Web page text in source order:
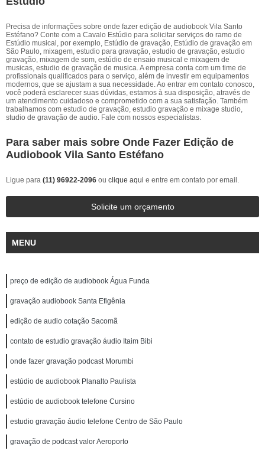
Precisa de informações sobre onde fazer edição de audiobook Vila Santo
Estéfano? Conte com a Cavalo Estúdio para solicitar serviços do ramo de
Estúdio musical, por exemplo, Estúdio de gravação, Estúdio de gravação em
São Paulo, mixagem, estudio para gravação, estudio de gravação, estudio
gravação, mixagem de som, estúdio de ensaio musical e mixagem de
musicas, estudio de gravação de musica. A empresa conta com um time de
profissionais qualificados para o serviço, além de investir em equipamentos
modernos, que se ajustam a sua necessidade. Ao entrar em contato conosco,
você poderá esclarecer suas dúvidas, estamos à sua disposição, através de
um atendimento cuidadoso e comprometido com a sua satisfação. Também
trabalhamos com estudio de gravação, estudio gravação e mixage studio,
studio de gravação de audio. Fale com nossos especialistas.
Para saber mais sobre Onde Fazer Edição de
Audiobook Vila Santo Estéfano
Ligue para (11) 96922-2096 ou clique aqui e entre em contato por email.
Solicite um orçamento
MENU
preço de edição de audiobook Água Funda
gravação audiobook Santa Efigênia
edição de audio cotação Sacomã
contato de estudio gravação áudio Itaim Bibi
onde fazer gravação podcast Morumbi
estúdio de audiobook Planalto Paulista
estúdio de audiobook telefone Cursino
estudio gravação áudio telefone Centro de São Paulo
gravação de podcast valor Aeroporto